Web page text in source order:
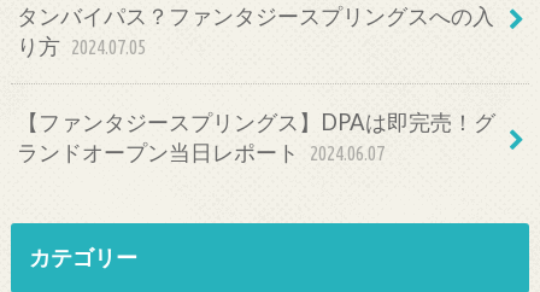
タンバイパス？ファンタジースプリングスへの入
り方 2024.07.05
【ファンタジースプリングス】DPAは即完売！グ
ランドオープン当日レポート
2024.06.07
カテゴリー